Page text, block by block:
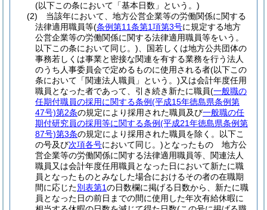
(以下この条において「基本日数」という。)
(2)
当該年において、地方公営企業等の労働関係に関する
法律適用職員等(条例第11条第1項第3号に規定する地方
公営企業等の労働関係に関する法律適用職員等をいう。
以下この条において同じ。) 、国若しくは地方公共団体の
事務若しくは事業と密接な関連を有する業務を行う法人
のうち人事委員会で定めるものに使用される者(以下この
条において「関連法人職員」という。)又は会計年度任用
職員となった者であって、引き続き新たに職員(一般職の
任期付職員の採用に関する条例(平成15年徳島県条例第
47号)第2条の規定により採用された職員及び一般職の任
期付研究員の採用等に関する条例(平成21年徳島県条例第
87号)第3条の規定により採用された職員を除く。以下こ
の号及び次項各号において同じ。)となったもの 地方公
営企業等の労働関係に関する法律適用職員等、関連法人
職員又は会計年度任用職員となった日において新たに職
員となったものとみなした場合におけるその者の在職期
間に応じた別表第1の日数欄に掲げる日数から、新たに職
員となった日の前日までの間に使用した年次有給休暇に